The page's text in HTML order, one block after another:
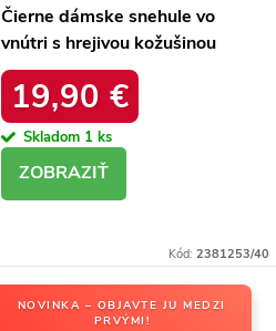
Čierne dámske snehule vo
vnútri s hrejivou kožušinou
zateplené kód 22SN26-5028
BLACK
19,90 €
Skladom 1 ks
Kód: 2381253/40
NOVINKA – OBJAVTE JU MEDZI
PRVÝMI!